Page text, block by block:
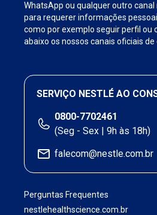
WhatsApp ou qualquer outro canal
para requerer informações
como por exemplo seguir perfil ou
abaixo os nossos canais oficiais
SERVIÇO NESTLÉ AO
0800-7702461
(Seg - Sex | 9h às 18h)
falecom@nestle.com.br
Perguntas Frequentes
nestlehealthscience.com.br